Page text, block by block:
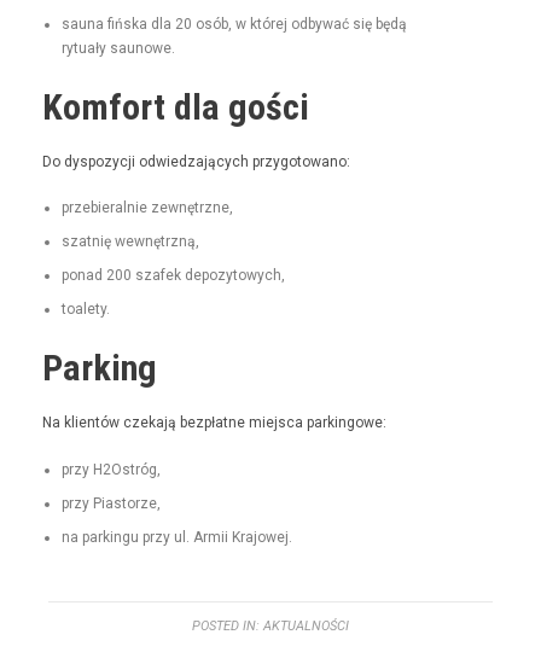
sauna fińs­ka dla 20 osób, w której odby­wać się będą
rytu­ały saunowe.
Komfort dla gości
Do dys­pozy­cji odwiedza­ją­cych przygotowano:
prze­bier­al­nie zewnętrzne,
szat­nię wewnętrzną,
pon­ad 200 szafek depozytowych,
toale­ty.
Parking
Na klien­tów czeka­ją bezpłatne miejs­ca parkingowe:
przy H2Ostróg,
przy Pias­torze,
na parkingu przy ul. Armii Krajowej.
POSTED IN: AKTUALNOŚCI